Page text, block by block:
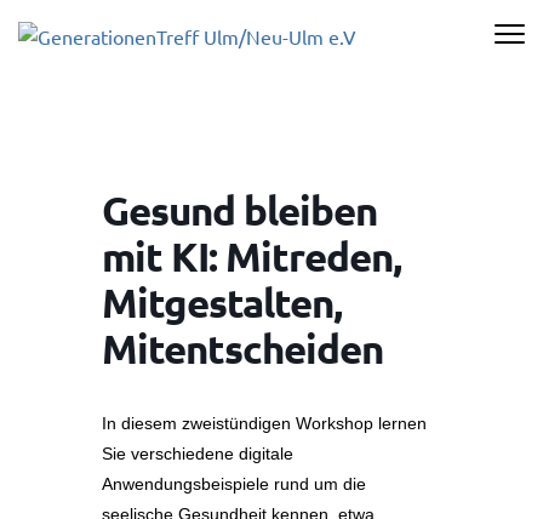
Inhalt
Gesund bleiben
mit KI: Mitreden,
Mitgestalten,
Mitentscheiden
In diesem zweistündigen Workshop lernen
Sie verschiedene digitale
Anwendungsbeispiele rund um die
seelische Gesundheit kennen, etwa